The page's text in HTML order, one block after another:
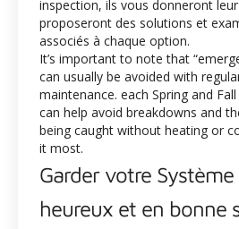
inspection, ils vous donneront
proposeront des solutions et
associés à chaque option.
It’s important to note that
can usually be avoided with
maintenance. each Spring and
can help avoid breakdowns and
being caught without heating or
it most.
Garder votre
heureux et en bonne